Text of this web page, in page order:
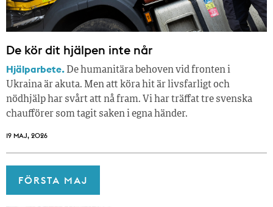
De kör dit hjälpen inte når
Hjälparbete. De humanitära behoven vid fronten i
Ukraina är akuta. Men att köra hit är livsfarligt och
nödhjälp har svårt att nå fram. Vi har träffat tre svenska
chaufförer som tagit saken i egna händer.
19 MAJ, 2026
FÖRSTA MAJ